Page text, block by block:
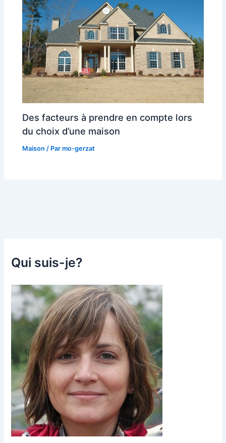
Des facteurs à prendre en compte lors
du choix d’une maison
Maison / Parmo-gerzat
Qui suis-je?